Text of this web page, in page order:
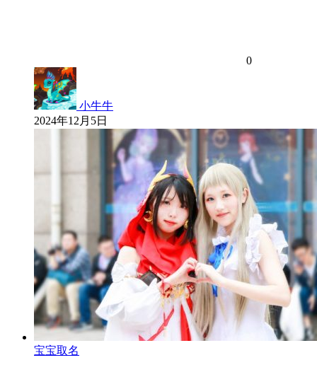
0
小牛牛
2024年12月5日
宝宝取名